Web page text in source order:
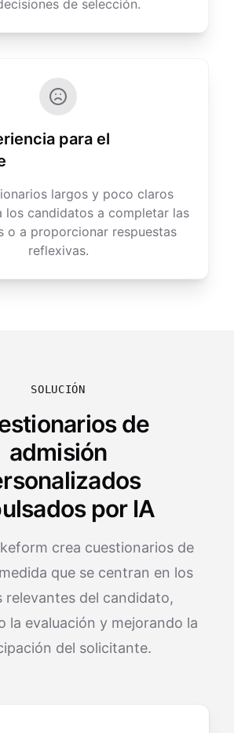
de selección.
para el
largos y poco claros
los candidatos a completar las
o a proporcionar respuestas
reflexivas.
SOLUCIÓN
de
admisión
por IA
crea cuestionarios de
que se centran en los
relevantes del candidato,
la evaluación y mejorando la
del solicitante.